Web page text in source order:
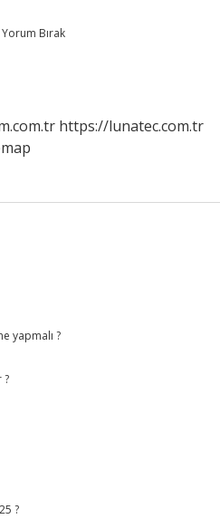
Yorum Bırak
https://lunatec.com.tr
yapmalı ?
?
?